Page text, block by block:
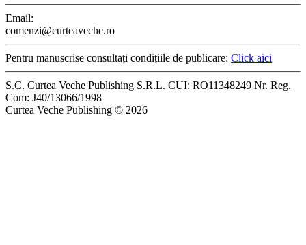
Email:
comenzi@curteaveche.ro
Pentru manuscrise consultați condițiile de publicare: Click aici
S.C. Curtea Veche Publishing S.R.L. CUI: RO11348249 Nr. Reg.
Com: J40/13066/1998
Curtea Veche Publishing © 2026